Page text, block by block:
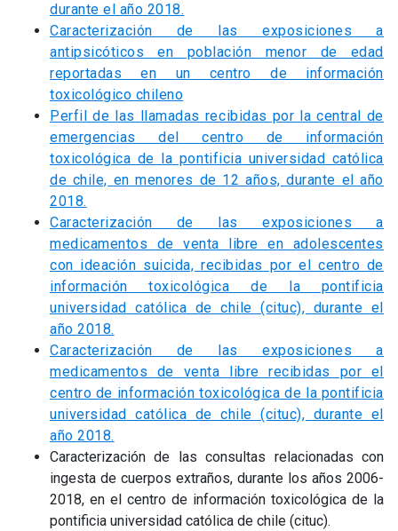
durante el año 2018.
Caracterización de las exposiciones a
antipsicóticos en población menor de edad
reportadas en un centro de información
toxicológico chileno
Perfil de las llamadas recibidas por la central de
emergencias del centro de información
toxicológica de la pontificia universidad católica
de chile, en menores de 12 años, durante el año
2018.
Caracterización de las exposiciones a
medicamentos de venta libre en adolescentes
con ideación suicida, recibidas por el centro de
información toxicológica de la pontificia
universidad católica de chile (cituc), durante el
año 2018.
Caracterización de las exposiciones a
medicamentos de venta libre recibidas por el
centro de información toxicológica de la pontificia
universidad católica de chile (cituc), durante el
año 2018.
Caracterización de las consultas relacionadas con
ingesta de cuerpos extraños, durante los años 2006-
2018, en el centro de información toxicológica de la
pontificia universidad católica de chile (cituc).